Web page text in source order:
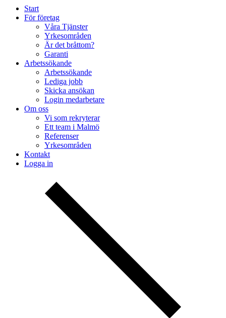
Start
För företag
Våra Tjänster
Yrkesområden
Är det bråttom?
Garanti
Arbetssökande
Arbetssökande
Lediga jobb
Skicka ansökan
Login medarbetare
Om oss
Vi som rekryterar
Ett team i Malmö
Referenser
Yrkesområden
Kontakt
Logga in